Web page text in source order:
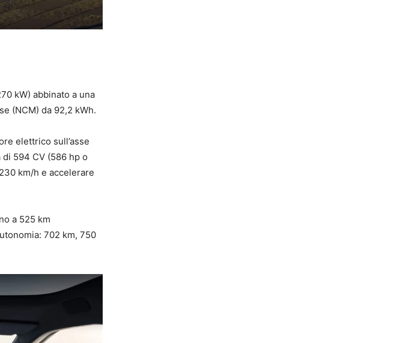
kW) abbinato a una
(NCM) da 92,2 kWh.
elettrico sull’asse
594 CV (586 hp o
km/h e accelerare
a 525 km
702 km, 750